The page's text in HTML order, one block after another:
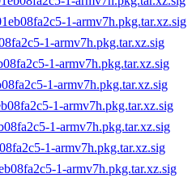
1-armv7h.pkg.tar.xz.sig
1-armv7h.pkg.tar.xz.sig
1-armv7h.pkg.tar.xz.sig
1-armv7h.pkg.tar.xz.sig
1-armv7h.pkg.tar.xz.sig
1-armv7h.pkg.tar.xz.sig
1-armv7h.pkg.tar.xz.sig
1-armv7h.pkg.tar.xz.sig